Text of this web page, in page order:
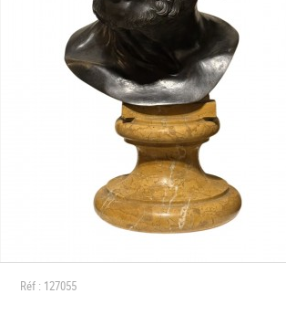
Réf : 127055